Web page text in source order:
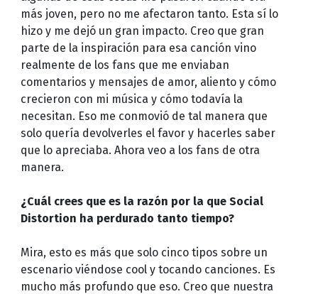
más joven, pero no me afectaron tanto. Esta sí lo
hizo y me dejó un gran impacto. Creo que gran
parte de la inspiración para esa canción vino
realmente de los fans que me enviaban
comentarios y mensajes de amor, aliento y cómo
crecieron con mi música y cómo todavía la
necesitan. Eso me conmovió de tal manera que
solo quería devolverles el favor y hacerles saber
que lo apreciaba. Ahora veo a los fans de otra
manera.
¿Cuál crees que es la razón por la que Social
Distortion ha perdurado tanto tiempo?
Mira, esto es más que solo cinco tipos sobre un
escenario viéndose cool y tocando canciones. Es
mucho más profundo que eso. Creo que nuestra